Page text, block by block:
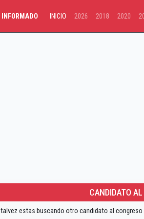
INFORMADO INICIO 2026 2018 2020
CANDIDATO
estas buscando otro candidato al congreso